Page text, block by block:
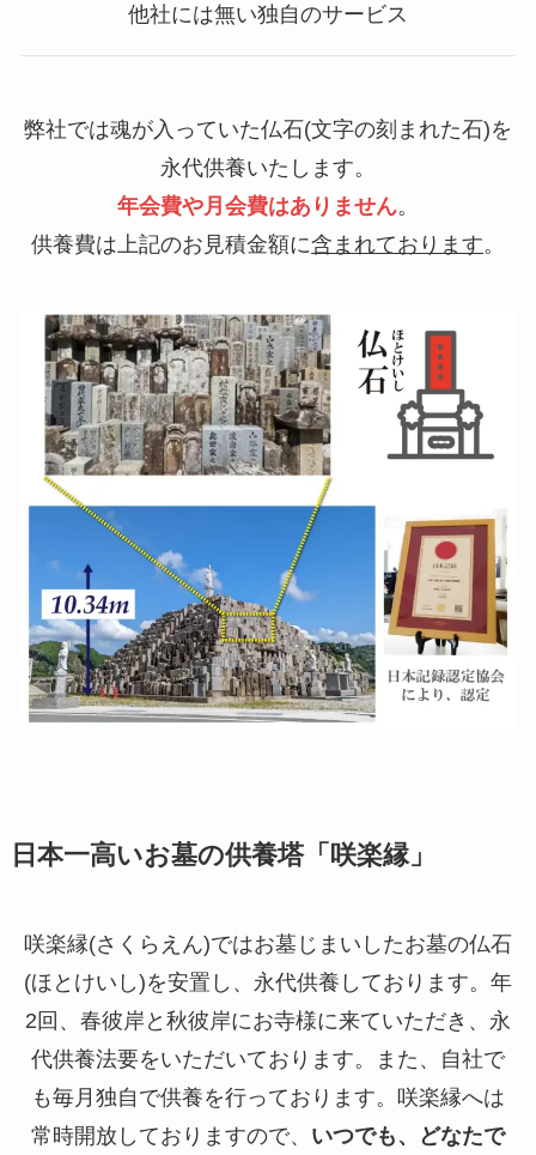
他社には無い独自のサービス
弊社では魂が入っていた仏石(文字の刻まれた石)を
永代供養いたします。
年会費や月会費はありません。
供養費は上記のお見積金額に含まれております。
日本一高いお墓の供養塔「咲楽縁」
咲楽縁(さくらえん)ではお墓じまいしたお墓の仏石
(ほとけいし)を安置し、永代供養しております。年
2回、春彼岸と秋彼岸にお寺様に来ていただき、永
代供養法要をいただいております。また、自社で
も毎月独自で供養を行っております。咲楽縁へは
常時開放しておりますので、 いつでも、どなたで